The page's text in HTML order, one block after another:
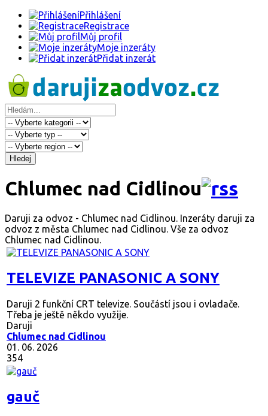
Přihlášení
Registrace
Můj profil
Moje inzeráty
Přidat inzerát
Hledej
Chlumec nad Cidlinou
Daruji za odvoz - Chlumec nad Cidlinou. Inzeráty daruji za
odvoz z města Chlumec nad Cidlinou. Vše za odvoz
Chlumec nad Cidlinou.
TELEVIZE PANASONIC A SONY
Daruji 2 funkční CRT televize. Součástí jsou i ovladače.
Třeba je ještě někdo využije.
Daruji
Chlumec nad Cidlinou
01. 06. 2026
354
gauč